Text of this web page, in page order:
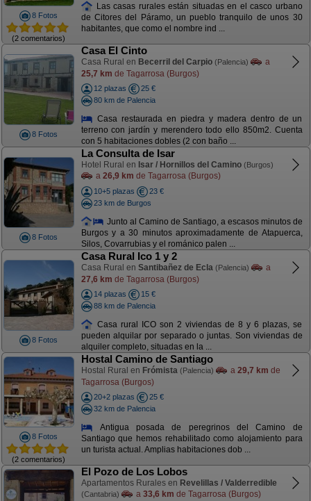
8 Fotos
(2 comentarios)
Las casas rurales están situadas en el casco urbano
de Citores del Páramo, un pueblo tranquilo de unos 30
habitantes, que como el nombre ind ...
8 Fotos
Casa El Cinto
Casa Rural en Becerril del Carpio (Palencia)
a
25,7 km de Tagarrosa (Burgos)
12 plazas
25 €
80 km de Palencia
Casa restaurada en piedra y madera dentro de un
terreno con jardín y merendero todo ello 850m2. Cuenta
con 5 habitaciones dobles (2 con baño ...
8 Fotos
La Consulta de Isar
Hotel Rural en Isar / Hornillos del Camino (Burgos)
a 26,9 km de Tagarrosa (Burgos)
10+5 plazas
23 €
23 km de Burgos
Junto al Camino de Santiago, a escasos minutos de
Burgos y a 30 minutos aproximadamente de Atapuerca,
Silos, Covarrubias y el románico palen ...
8 Fotos
Casa Rural Ico 1 y 2
Casa Rural en Santibañez de Ecla (Palencia)
a
27,6 km de Tagarrosa (Burgos)
14 plazas
15 €
88 km de Palencia
Casa rural ICO son 2 viviendas de 8 y 6 plazas, se
pueden alquilar por separado o juntas. Son viviendas de
alquiler completo, situadas en la ...
8 Fotos
(2 comentarios)
Hostal Camino de Santiago
Hostal Rural en Frómista (Palencia) a 29,7 km de
Tagarrosa (Burgos)
20+2 plazas
25 €
32 km de Palencia
Antigua posada de peregrinos del Camino de
Santiago que hemos rehabilitado como alojamiento para
un turista actual. Amplias habitaciones dob ...
El Pozo de Los Lobos
Apartamentos Rurales en Revelillas / Valderredible
(Cantabria) a 33,6 km de Tagarrosa (Burgos)